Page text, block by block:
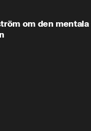
om den mentala